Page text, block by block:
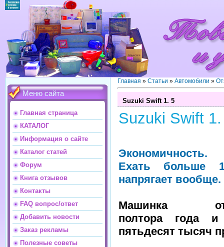
Меню сайта
Главная страница
КАТАЛОГ
Информация о сайте
Каталог статей
Форум
Книга отзывов
Контакты
FAQ вопрос/ответ
Добавить новости
Заказ рекламы
Полезные советы
Главная » Статьи » Автомобили »
Suzuki Swift 1. 5
Suzuki Swift
Экономичность.
Ехать больше
напрягает вообще.
Машинка
полтора года и
пятьдесят тысяч